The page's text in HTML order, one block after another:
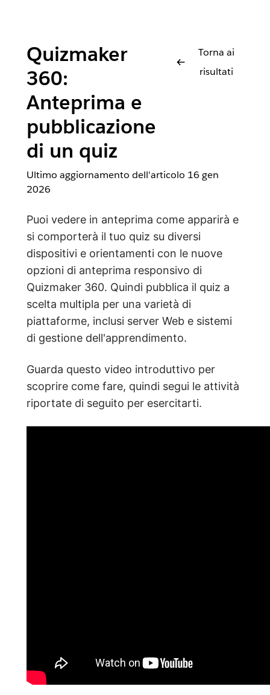
Quizmaker
360:
Anteprima e
pubblicazione
di un quiz
Torna ai
risultati
Ultimo aggiornamento dell'articolo 16 gen
2026
Puoi vedere in anteprima come apparirà e
si comporterà il tuo quiz su diversi
dispositivi e orientamenti con le nuove
opzioni di anteprima responsivo di
Quizmaker 360. Quindi pubblica il quiz a
scelta multipla per una varietà di
piattaforme, inclusi server Web e sistemi
di gestione dell'apprendimento.
Guarda questo video introduttivo per
scoprire come fare, quindi segui le attività
riportate di seguito per esercitarti.